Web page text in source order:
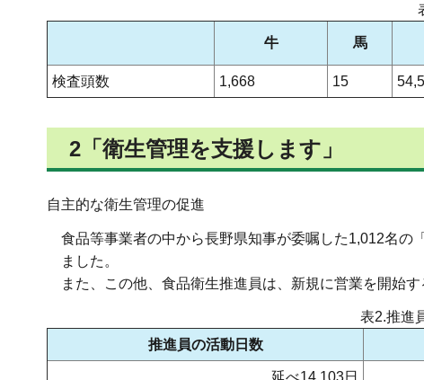
牛 馬
検査頭数 1,668 15
2「衛生管理を支援します」
自主的な衛生管理の促進
食品等事業者の中から長野県知事が委嘱した1,012名の
ました。
また、この他、食品衛生推進員は、新規に営業を開始
表2.推進
推進員の活動日数